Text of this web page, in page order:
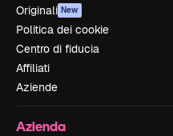
Originali New
Politica dei cookie
Centro di fiducia
Affiliati
Aziende
Azienda